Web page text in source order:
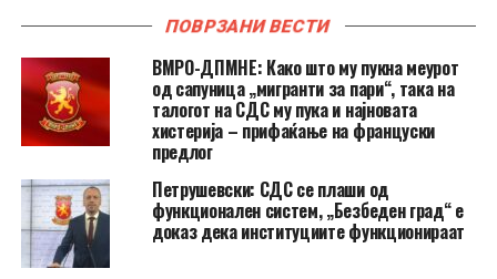
ПОВРЗАНИ ВЕСТИ
ВМРО-ДПМНЕ: Како што му пукна меурот
од сапуница „мигранти за пари“, така на
талогот на СДС му пука и најновата
хистерија – прифаќање на француски
предлог
Петрушевски: СДС се плаши од
функционален систем, „Безбеден град“ е
доказ дека институциите функционираат